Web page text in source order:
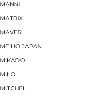
MANNI
MATRIX
MAVER
MEIHO JAPAN
MIKADO
MILO
MITCHELL